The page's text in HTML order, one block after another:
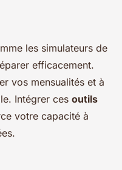
les simulateurs de
efficacement.
vos mensualités et à
Intégrer ces outils
votre capacité à